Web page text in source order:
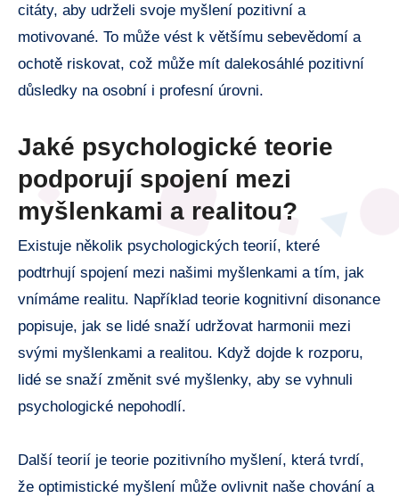
citáty, aby udrželi svoje myšlení pozitivní a
motivované. To může vést k většímu sebevědomí a
ochotě riskovat, což může mít dalekosáhlé pozitivní
důsledky na osobní i profesní úrovni.
Jaké psychologické teorie
podporují spojení mezi
myšlenkami a realitou?
Existuje několik psychologických teorií, které
podtrhují spojení mezi našimi myšlenkami a tím, jak
vnímáme realitu. Například teorie kognitivní disonance
popisuje, jak se lidé snaží udržovat harmonii mezi
svými myšlenkami a realitou. Když dojde k rozporu,
lidé se snaží změnit své myšlenky, aby se vyhnuli
psychologické nepohodlí.
Další teorií je teorie pozitivního myšlení, která tvrdí,
že optimistické myšlení může ovlivnit naše chování a